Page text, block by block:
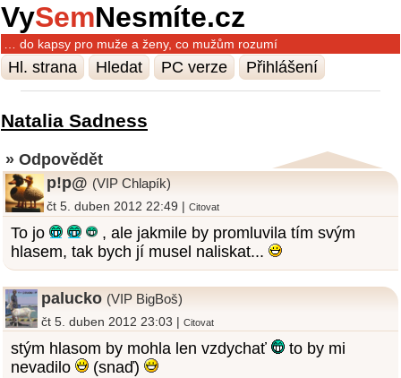
VySemNesmíte.cz
… do kapsy pro muže a ženy, co mužům rozumí
Hl. strana Hledat PC verze Přihlášení
Natalia Sadness
» Odpovědět
p!p@ (VIP Chlapík)
čt 5. duben 2012 22:49 |Citovat
To jo
, ale jakmile by promluvila tím svým
hlasem, tak bych jí musel naliskat...
palucko (VIP BigBoš)
čt 5. duben 2012 23:03 | Citovat
stým hlasom by mohla len vzdychať
to by mi
nevadilo
(snaď)